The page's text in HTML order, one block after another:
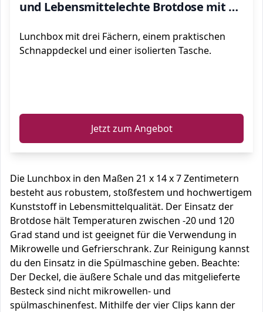
und Lebensmittelechte Brotdose mit 3
Lunchbox mit drei Fächern, einem praktischen
Schnappdeckel und einer isolierten Tasche.
Jetzt zum Angebot
Die Lunchbox in den Maßen 21 x 14 x 7 Zentimetern
besteht aus robustem, stoßfestem und hochwertigem
Kunststoff in Lebensmittelqualität. Der Einsatz der
Brotdose hält Temperaturen zwischen -20 und 120
Grad stand und ist geeignet für die Verwendung in
Mikrowelle und Gefrierschrank. Zur Reinigung kannst
du den Einsatz in die Spülmaschine geben. Beachte:
Der Deckel, die äußere Schale und das mitgelieferte
Besteck sind nicht mikrowellen- und
spülmaschinenfest. Mithilfe der vier Clips kann der